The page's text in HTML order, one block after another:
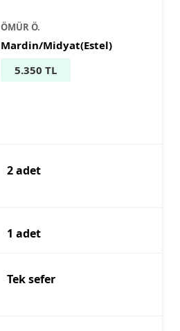
ÖMÜR Ö.
Mardin/Midyat(Estel)
5.350 TL
2 adet
1 adet
Tek sefer